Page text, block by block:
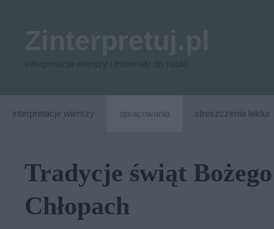
interpretacje wierszy opracowania streszczenia lektur
Tradycje świąt
Chłopach